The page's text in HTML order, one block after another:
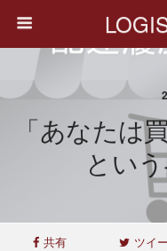
「あなたは
とい
共有 ツイ